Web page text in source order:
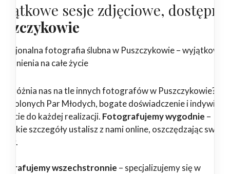
sesje zdjęciowe,
fotografia ślubna w Puszczykowie – wyjątkowe
na całe życie
wyróżnia nas na tle innych fotografów w Puszczykowie?
Par Młodych, bogate doświadczenie i
do każdej realizacji. Fotografujemy wygodnie –
szczegóły ustalisz z nami online, oszczędzając swój
wszechstronnie – specjalizujemy się w